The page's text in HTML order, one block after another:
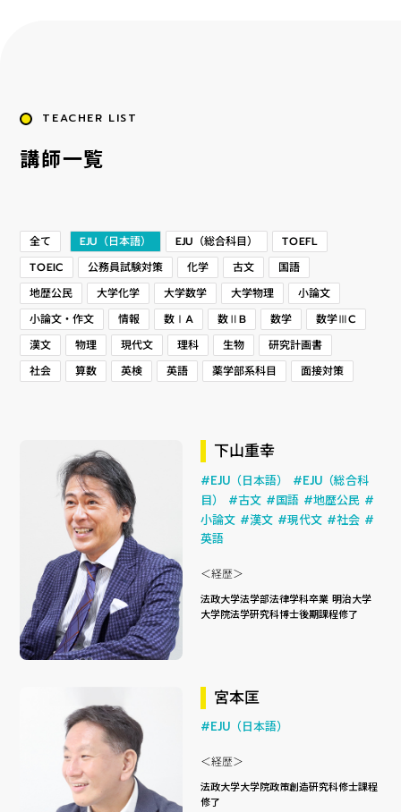
TEACHER LIST
講師一覧
全て EJU（日本語） EJU（総合科目） TOEFL
TOEIC 公務員試験対策 化学 古文 国語
地歴公民 大学化学 大学数学 大学物理 小論文
小論文・作文 情報 数ⅠA 数ⅡB 数学 数学ⅢC
漢文 物理 現代文 理科 生物 研究計画書
社会 算数 英検 英語 薬学部系科目 面接対策
下山重幸
#EJU（日本語）
#EJU（総合科
目）
#古文 #国語 #地歴公民 #
小論文 #漢文 #現代文 #社会 #
英語
＜経歴＞
法政大学法学部法律学科卒業 明治大学
大学院法学研究科博士後期課程修了
宮本匡
#EJU（日本語）
＜経歴＞
法政大学大学院政策創造研究科修士課程
修了